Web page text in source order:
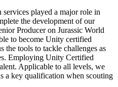
played a major role in
the development of our
Producer on Jurassic World
to become Unity certified
the tools to tackle challenges as
Employing Unity Certified
Applicable to all levels, we
a key qualification when scouting